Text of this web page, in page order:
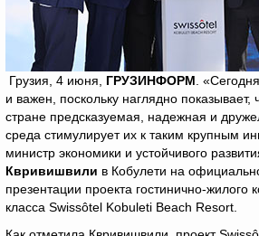
Грузия, 4 июня, ГРУЗИНФОРМ .
и важен, поскольку наглядно
стране предсказуемая, надежная и
среда стимулирует их к таким крупным
министр экономики и устойчивого
Квривишвили в Кобулети на
презентации проекта гостинично-жилого
класса Swissôtel Kobuleti Beach Resort.